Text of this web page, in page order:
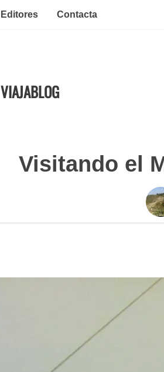
Editores Contacta
VIAJABLOG
Visitando el